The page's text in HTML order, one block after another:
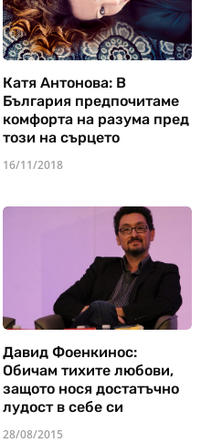
Катя Антонова: В
България предпочитаме
комфорта на разума пред
този на сърцето
16/11/2018
Давид Фоенкинос:
Обичам тихите любови,
защото нося достатъчно
лудост в себе си
28/08/2015